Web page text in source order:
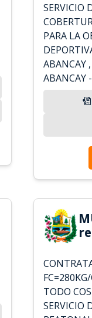
SERVICIO
PARA LA
ABANCAY
ABANCAY
TODO
SERVICIO